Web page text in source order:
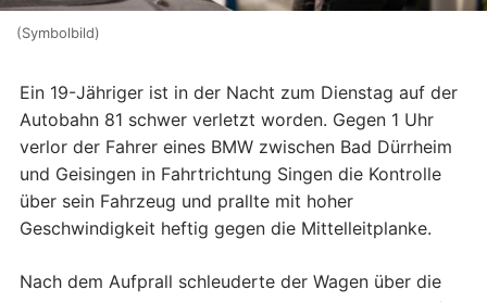
(Symbolbild)
Ein 19-Jähriger ist in der Nacht zum Dienstag auf der
Autobahn 81 schwer verletzt worden. Gegen 1 Uhr
verlor der Fahrer eines BMW zwischen Bad Dürrheim
und Geisingen in Fahrtrichtung Singen die Kontrolle
über sein Fahrzeug und prallte mit hoher
Geschwindigkeit heftig gegen die Mittelleitplanke.
Nach dem Aufprall schleuderte der Wagen über die